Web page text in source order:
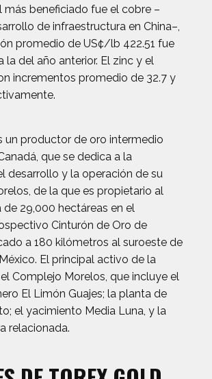
más beneficiado fue el cobre –
de infraestructura en China–,
promedio de US¢/lb 422.51 fue
la del año anterior. El zinc y el
incrementos promedio de 32.7 y
un productor de oro intermedio
que se dedica a la
desarrollo y la operación de su
de la que es propietario al
de 29,000 hectáreas en el
Cinturón de Oro de
a 180 kilómetros al suroeste de
El principal activo de la
Complejo Morelos, que incluye el
El Limón Guajes; la planta de
el yacimiento Media Luna, y la
relacionada.